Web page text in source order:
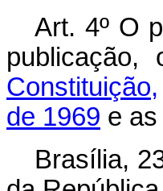
Art. 4º O
Constituição,
de 1969 e
Brasília,